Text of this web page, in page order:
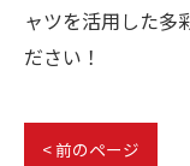
ャツを活用した多
ださい！
< 前のページ